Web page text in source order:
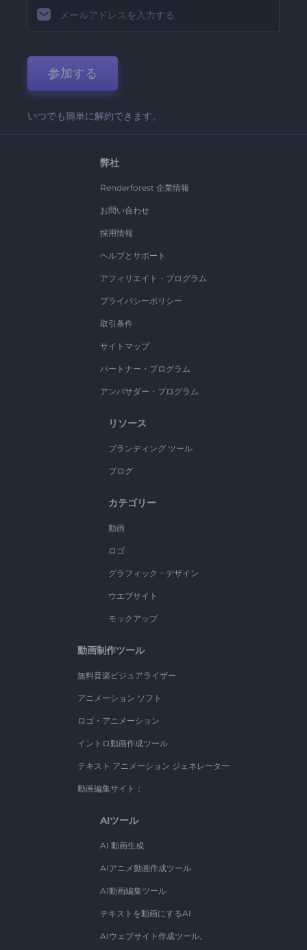
参加する
いつでも簡単に解約できます。
弊社
Renderforest 企業情報
お問い合わせ
採用情報
ヘルプとサポート
アフィリエイト・プログラム
プライバシーポリシー
取引条件
サイトマップ
パートナー・プログラム
アンバサダー・プログラム
リソース
ブランディング ツール
ブログ
カテゴリー
動画
ロゴ
グラフィック・デザイン
ウエブサイト
モックアップ
動画制作ツール
無料音楽ビジュアライザー
アニメーション ソフト
ロゴ・アニメーション
イントロ動画作成ツール
テキスト アニメーション ジェネレーター
動画編集サイト：
AIツール
AI 動画生成
AIアニメ動画作成ツール
AI動画編集ツール
テキストを動画にするAI
AIウェブサイト作成ツール。